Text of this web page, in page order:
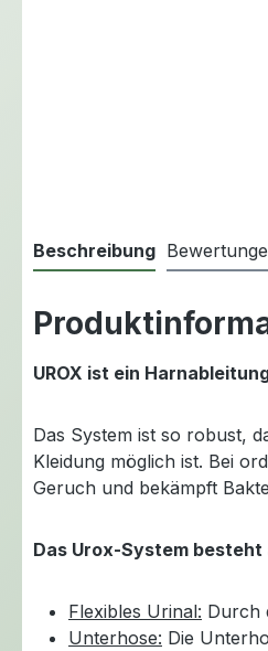
Beschreibung
UROX ist ein
Das System ist so robust,
Kleidung möglich ist. Bei
Geruch und bekämpft
Das Urox-System besteht
Flexibles Urinal: Durch
Unterhose: Die